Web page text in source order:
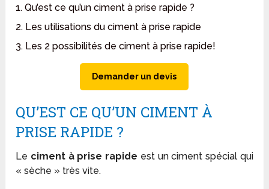
1. Qu’est ce qu’un ciment à prise rapide ?
2. Les utilisations du ciment à prise rapide
3. Les 2 possibilités de ciment à prise rapide!
Demander un devis
QU’EST CE QU’UN CIMENT À
PRISE RAPIDE ?
Le ciment à prise rapide est un ciment spécial qui
« sèche » très vite.